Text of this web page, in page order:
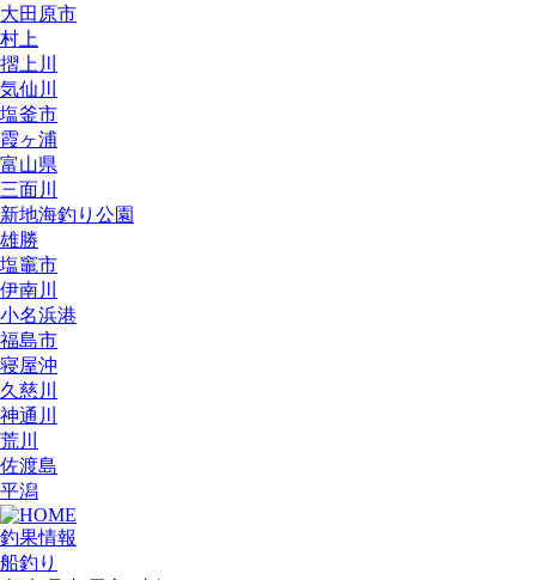
大田原市
村上
摺上川
気仙川
塩釜市
霞ヶ浦
富山県
三面川
新地海釣り公園
雄勝
塩竈市
伊南川
小名浜港
福島市
寝屋沖
久慈川
神通川
荒川
佐渡島
平潟
釣果情報
船釣り